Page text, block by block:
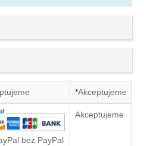
*Akceptujeme
bez PayPal
Akceptujeme